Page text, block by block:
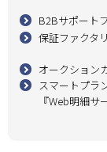
B2Bサポート
保証ファクタ
オークション
スマートプラ
『Web明細サ